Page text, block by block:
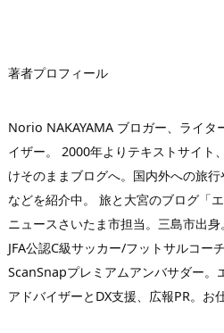
著者プロフィール
Norio NAKAYAMA ブロガー、ライタ
イザー。 2000年よりテキストサイト
けそのままブログへ。国内外への旅
などを紹介中。 旅と大宮のブログ「
ニュースさいたま市担当。三島市出身
JFA公認C級サッカー/フットサルコー
ScanSnapプレミアムアンバサダー。
アドバイザーとDX支援、広報PR。お